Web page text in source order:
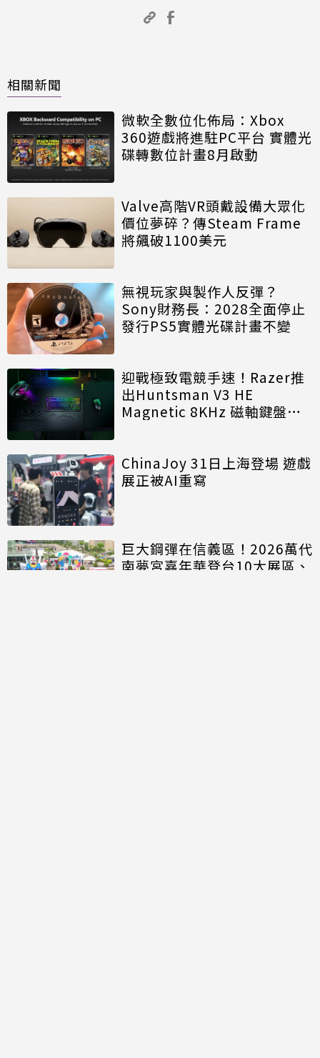
相關新聞
微軟全數位化佈局：Xbox
360遊戲將進駐PC平台 實體光
碟轉數位計畫8月啟動
Valve高階VR頭戴設備大眾化
價位夢碎？傳Steam Frame
將飆破1100美元
無視玩家與製作人反彈？
Sony財務長：2028全面停止
發行PS5實體光碟計畫不變
迎戰極致電競手速！Razer推
出Huntsman V3 HE
Magnetic 8KHz 磁軸鍵盤效
ChinaJoy 31日上海登場 遊戲
展正被AI重寫
巨大鋼彈在信義區！2026萬代
南夢宮嘉年華登台10大展區、